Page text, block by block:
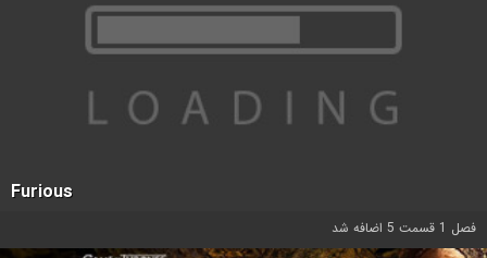
Furious
فصل 1 قسمت 5 اضافه شد